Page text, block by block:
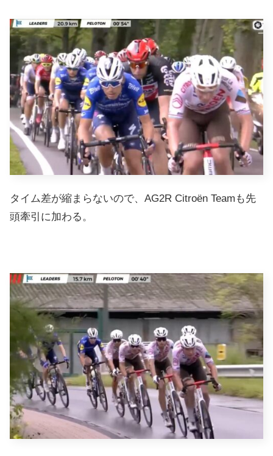
タイム差が縮まらないので、AG2R Citroën Teamも先
頭牽引に加わる。